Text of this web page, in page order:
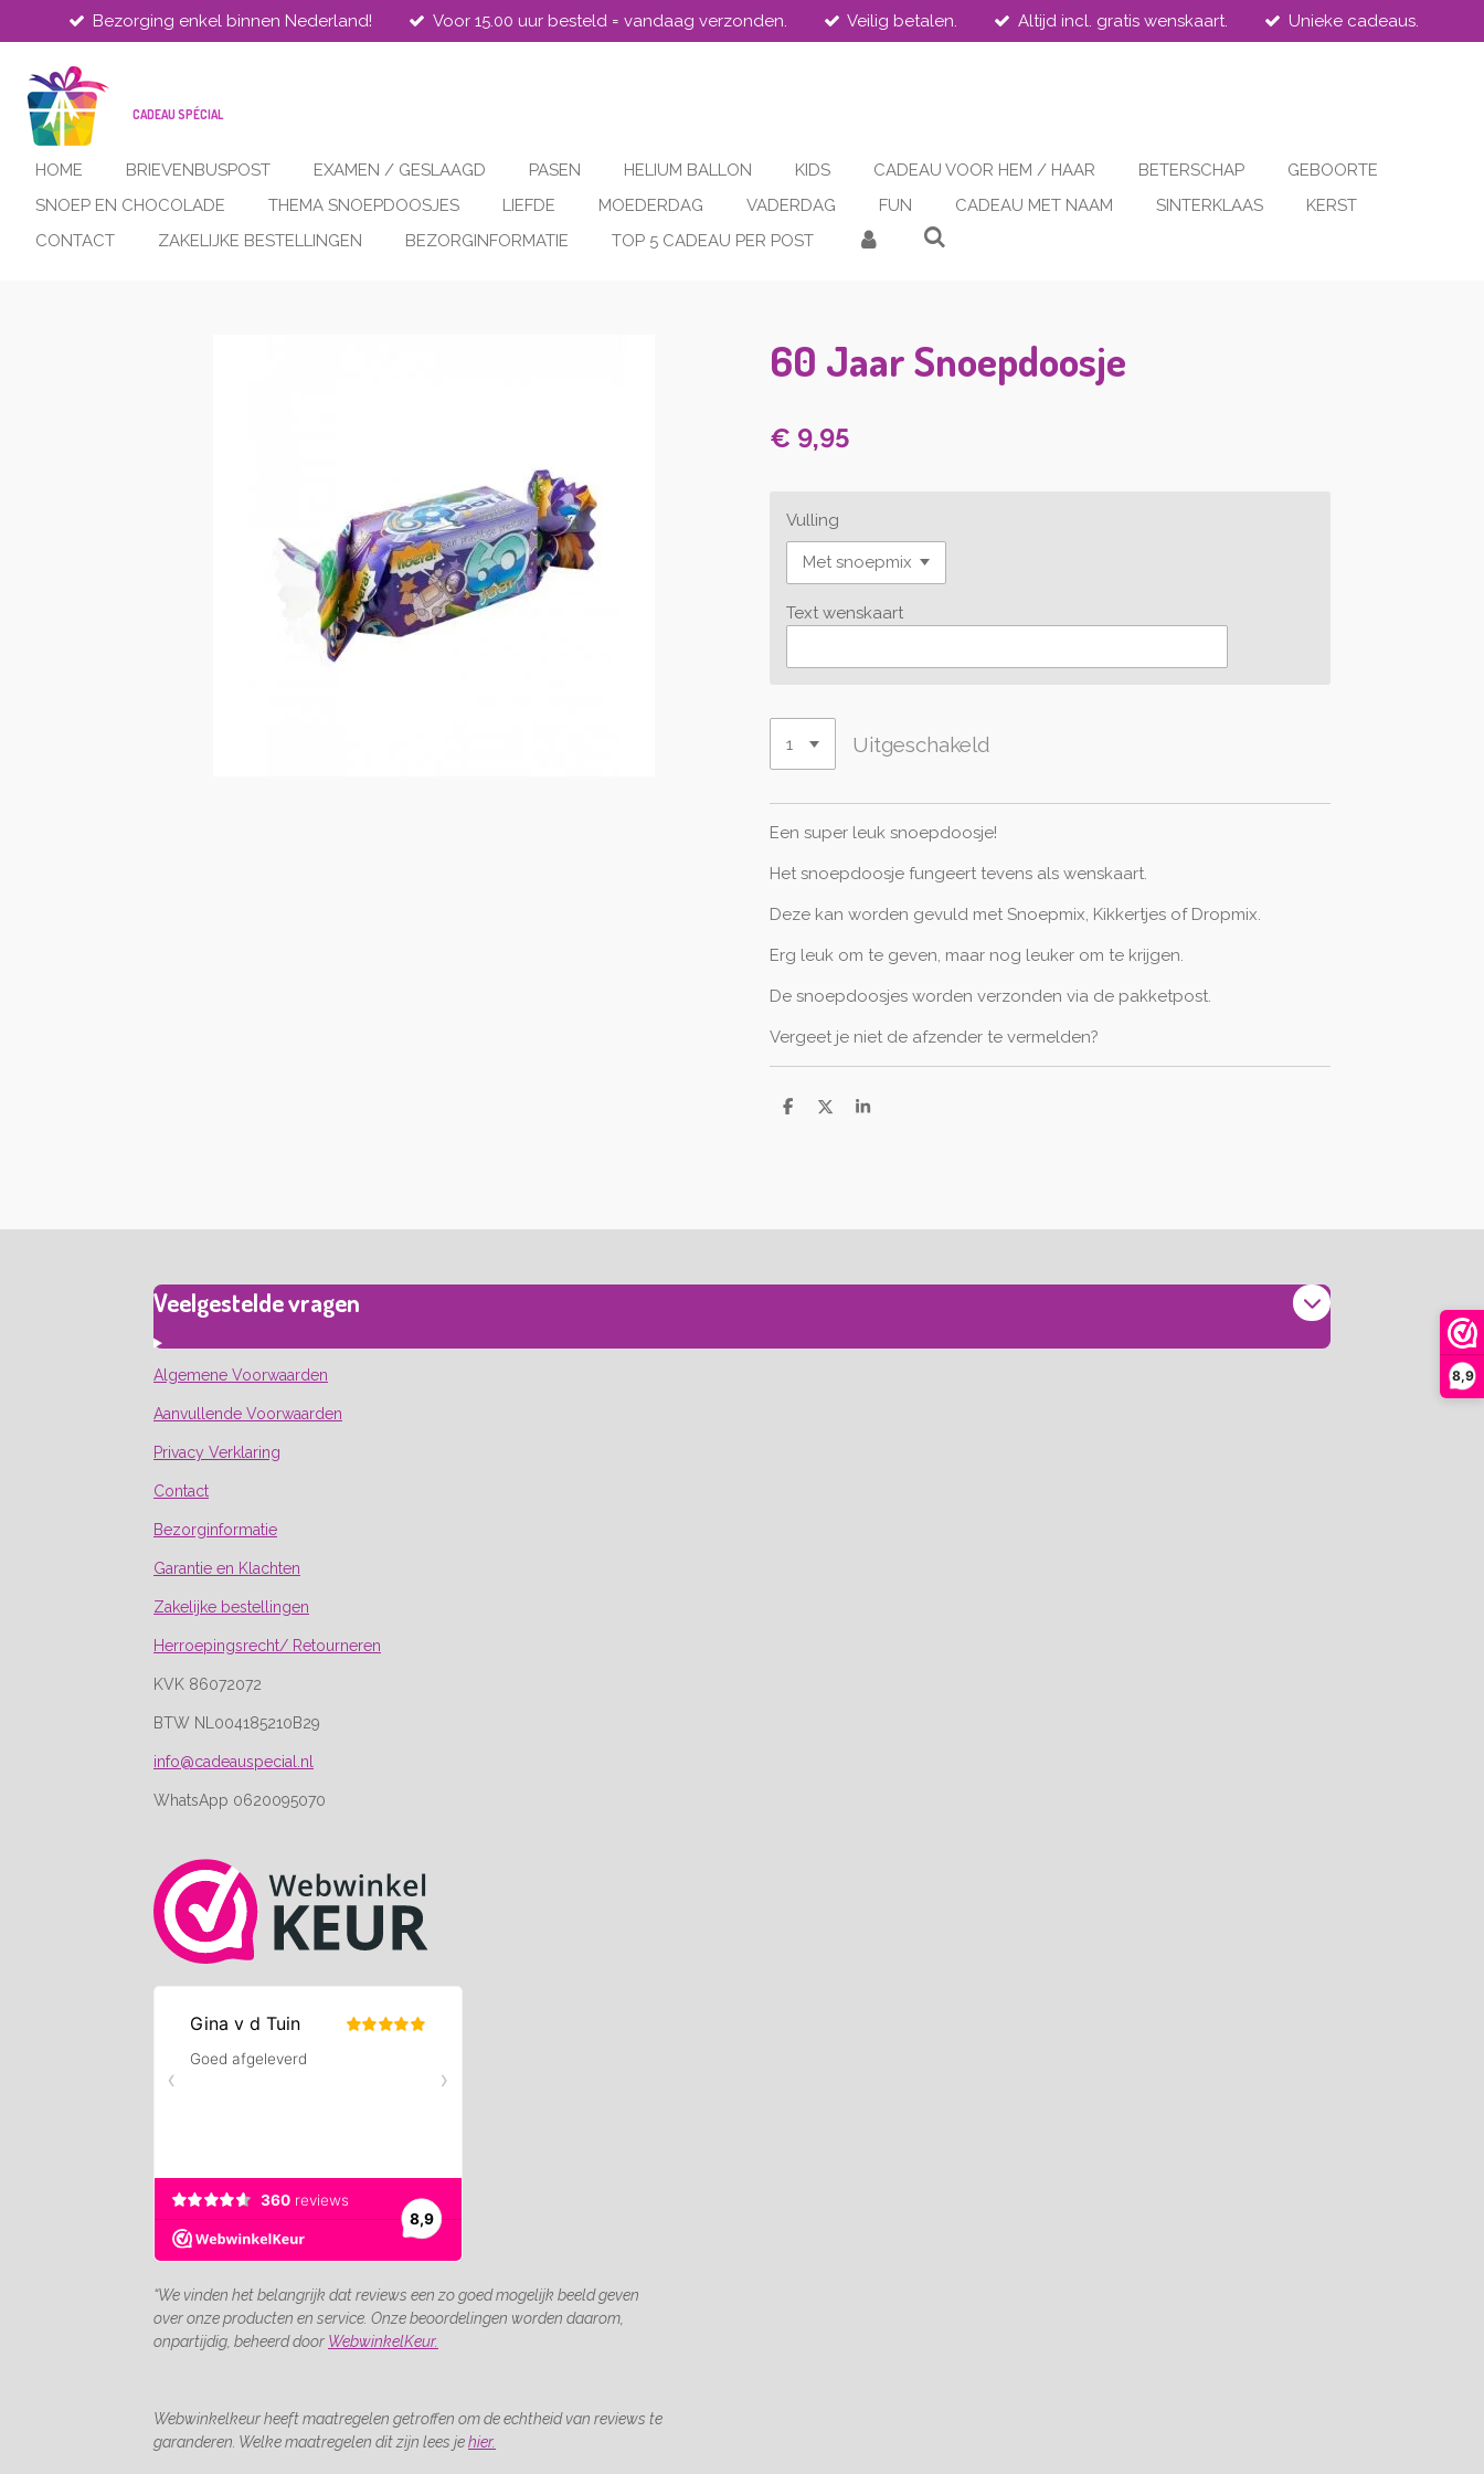
8,9
direct
naar
de
hoofdinhoud
Bezorging enkel binnen Nederland! Voor 15.00 uur besteld = vandaag verzonden. Veilig betalen. Altijd incl. gratis wenskaart. Unieke cadeaus.
CADEAU SPÉCIAL
HOME BRIEVENBUSPOST EXAMEN / GESLAAGD PASEN HELIUM BALLON KIDS CADEAU VOOR HEM / HAAR BETERSCHAP
GEBOORTE
SNOEP EN CHOCOLADE
THEMA SNOEPDOOSJES LIEFDE MOEDERDAG VADERDAG FUN CADEAU MET NAAM SINTERKLAAS
KERST
CONTACT
ZAKELIJKE BESTELLINGEN BEZORGINFORMATIE TOP 5 CADEAU PER POST
60 Jaar Snoepdoosje
€ 9,95
Vulling
Text wenskaart
Uitgeschakeld
Een super leuk snoepdoosje!
Het snoepdoosje fungeert tevens als wenskaart.
Deze kan worden gevuld met Snoepmix, Kikkertjes of Dropmix.
Erg leuk om te geven, maar nog leuker om te krijgen.
De snoepdoosjes worden verzonden via de pakketpost.
Vergeet je niet de afzender te vermelden?
D
D
S
Veelgestelde vragen
Algemene Voorwaarden
Aanvullende Voorwaarden
Privacy Verklaring
Contact
Bezorginformatie
Garantie en Klachten
Zakelijke bestellingen
Herroepingsrecht/ Retourneren
KVK 86072072
BTW NL004185210B29
info@cadeauspecial.nl
WhatsApp 0620095070
“We vinden het belangrijk dat reviews een zo goed mogelijk beeld geven
over onze producten en service. Onze beoordelingen worden daarom,
onpartijdig, beheerd door WebwinkelKeur.
Webwinkelkeur heeft maatregelen getroffen om de echtheid van reviews te
garanderen. Welke maatregelen dit zijn lees jehier.